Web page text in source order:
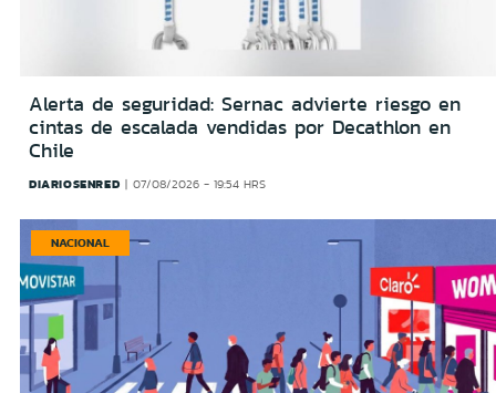
Alerta de seguridad: Sernac advierte riesgo en
cintas de escalada vendidas por Decathlon en
Chile
DIARIOSENRED 07/08/2026 - 19:54 HRS
NACIONAL